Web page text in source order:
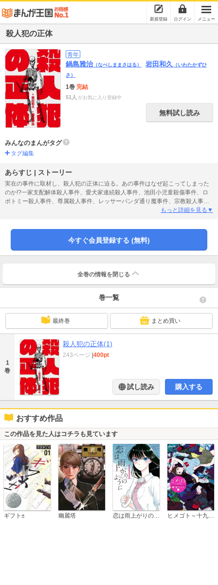
新規登録 ログイン メニュー
殺人犯の正体
青年
鍋島雅治（なべしままさはる） 岩田和久
（いわたかずひ
さ）
1巻 完結
51人 がお気に入り登録中
無料試し読み
みんなのまんがタグ
タグ編集
あらすじ | ストーリー
実在の事件に取材し、殺人犯の正体に迫る。あの事件はなぜ起こってしまった
のか!?一家支配解体殺人事件、愛犬家連続殺人事件、池田小児童殺傷事件、ロ
ボトミー殺人事件、尊属殺人事件、レッサーパンダ通り魔事件、宗教殺人事
もっと詳細を見る▼
今すぐ会員登録する (無料)
全巻の情報を 閉じる
巻一覧
最終巻 まとめ買い
1
巻
殺人犯の正体(1)
243ページ |400pt
試し読み 購入する
おすすめ作品
この作品を見た人はコチラも見ています
ギフト± 幽麗塔